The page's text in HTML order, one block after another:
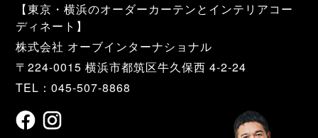
【東京・横浜のオーダーカーテンとインテリアコー
ディネート】
株式会社 オーブインターナショナル
〒224-0015 横浜市都筑区牛久保西 4-2-24
TEL：045-507-8868